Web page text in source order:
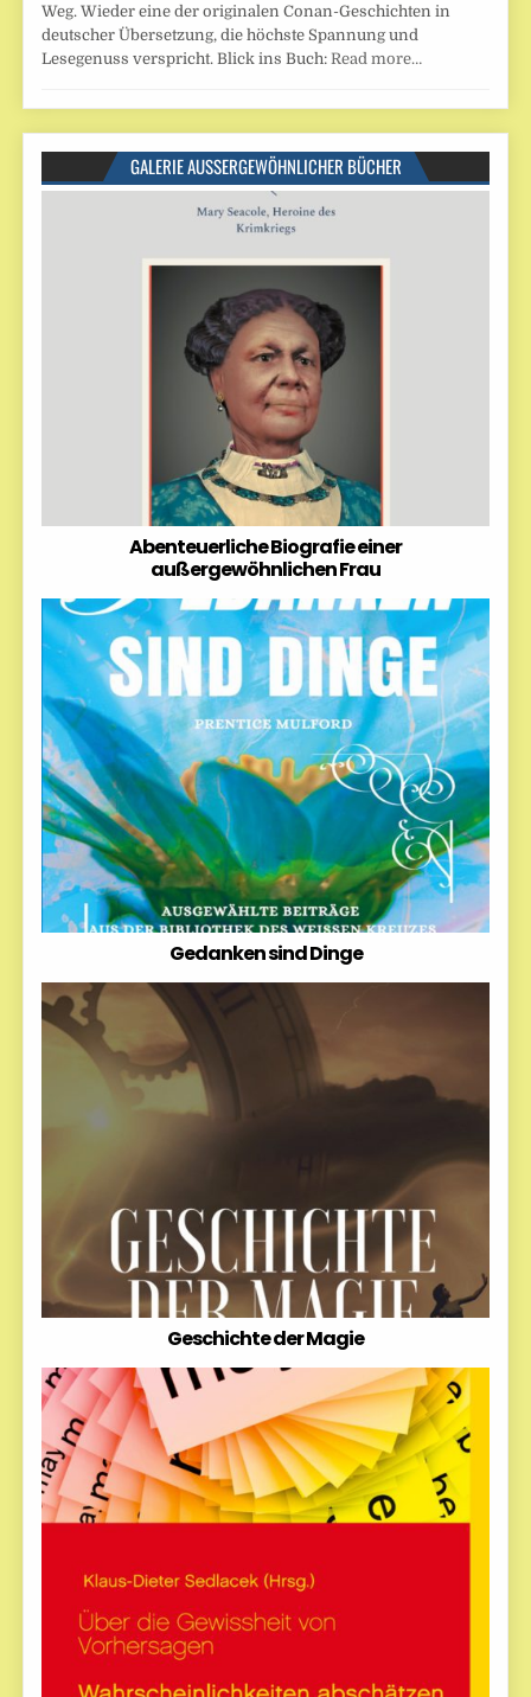
Weg. Wieder eine der originalen Conan-Geschichten in
deutscher Übersetzung, die höchste Spannung und
Lesegenuss verspricht. Blick ins Buch: Read more…
GALERIE AUSSERGEWÖHNLICHER BÜCHER
Abenteuerliche Biografie einer
außergewöhnlichen Frau
Gedanken sind Dinge
Geschichte der Magie